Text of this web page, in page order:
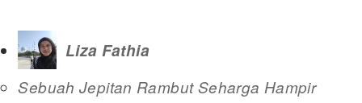
Liza Fathia
Sebuah Jepitan Rambut Seharga Hampir